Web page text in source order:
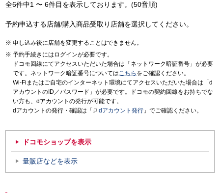
全6件中1 〜 6件目を表示しております。(50音順)
予約申込する店舗/購入商品受取り店舗を選択してください。
申し込み後に店舗を変更することはできません。
予約手続きにはログインが必要です。
ドコモ回線にてアクセスいただいた場合は「ネットワーク暗証番号」が必要
です。ネットワーク暗証番号についてはこちら をご確認ください。
Wi-Fiまたはご自宅のインターネット環境にてアクセスいただいた場合は「d
アカウントのID／パスワード」が必要です。ドコモの契約回線をお持ちでな
い方も、dアカウントの発行が可能です。
dアカウントの発行・確認は「
dアカウント発行 」でご確認ください。
ドコモショップを表示
量販店などを表示